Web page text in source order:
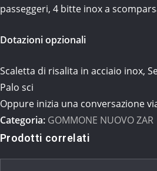
passeggeri, 4 bitte inox a
Dotazioni opzionali
Scaletta di risalita in acciaio inox,
Palo sci
Oppure inizia una conversazione
Categoria: GOMMONE NUOVO ZAR
Prodotti correlati